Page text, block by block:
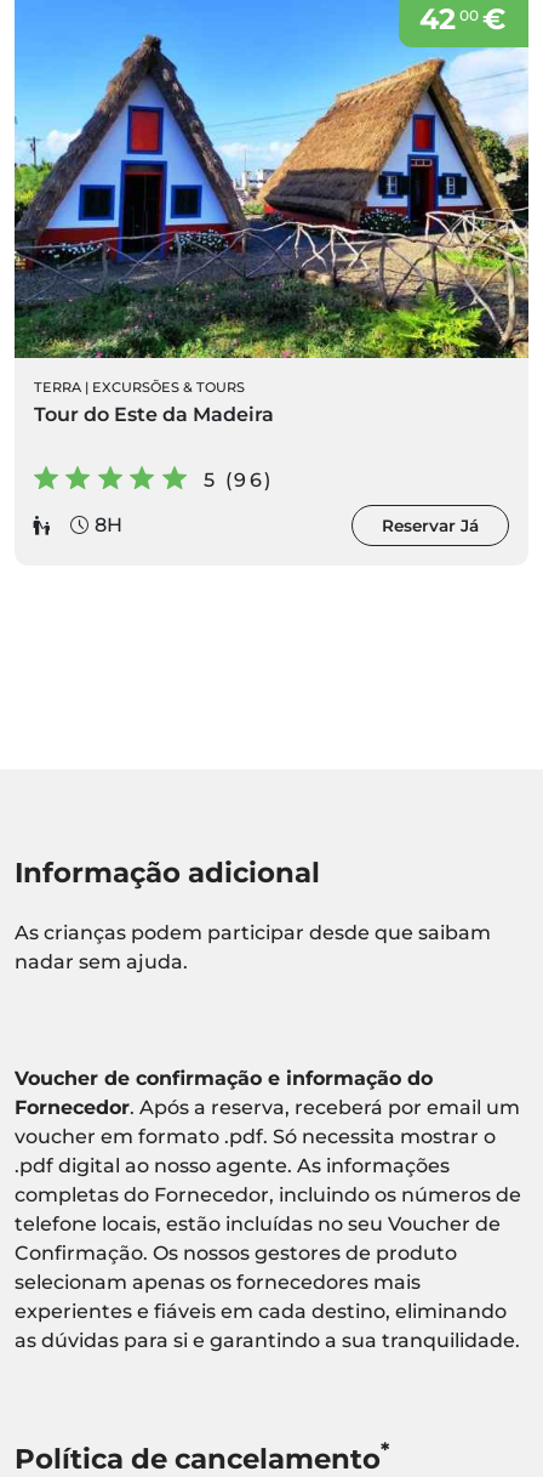
42 00€
TERRA | EXCURSÕES & TOURS
Tour do Este da Madeira
5 (96)
8H
Reservar Já
Informação adicional
As crianças podem participar desde que saibam
nadar sem ajuda.
Voucher de confirmação e informação do
Fornecedor. Após a reserva, receberá por email um
voucher em formato .pdf. Só necessita mostrar o
.pdf digital ao nosso agente. As informações
completas do Fornecedor, incluindo os números de
telefone locais, estão incluídas no seu Voucher de
Confirmação. Os nossos gestores de produto
selecionam apenas os fornecedores mais
experientes e fiáveis em cada destino, eliminando
as dúvidas para si e garantindo a sua tranquilidade.
Política de cancelamento*